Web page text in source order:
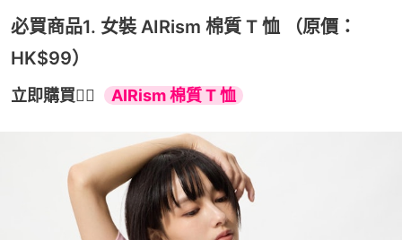
必買商品1. 女裝 AIRism 棉質 T 恤 （原價：
HK$99）
立即購買👉🏻 AIRism 棉質 T 恤